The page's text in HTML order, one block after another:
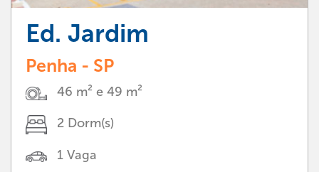
Ed. Jardim
Penha - SP
46 m² e 49 m²
2 Dorm(s)
1 Vaga